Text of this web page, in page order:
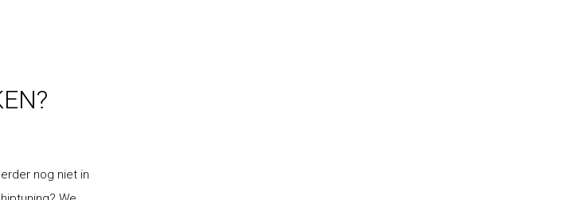
nog niet in